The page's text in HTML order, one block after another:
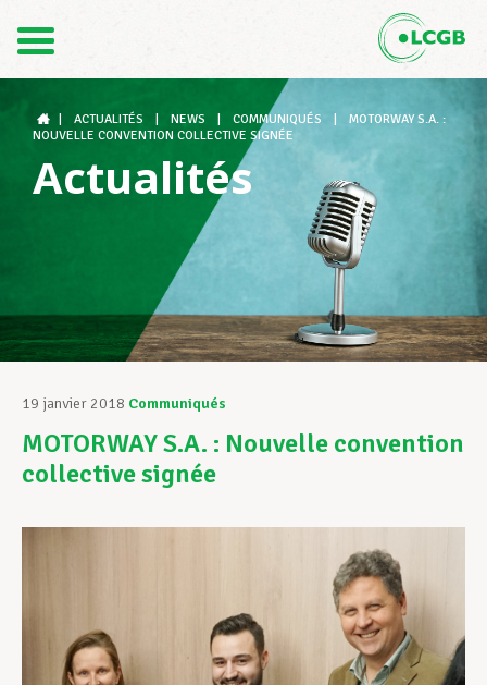
DE
Le LCGB
Structures syndicales
Assistance au Travail
Vos droits
Développement professionnel
ACTUALITÉS NEWS COMMUNIQUÉS
MOTORWAY S.A. :
NOUVELLE CONVENTION COLLECTIVE SIGNÉE
Actualités
19 janvier 2018 Communiqués
MOTORWAY S.A. : Nouvelle convention
collective signée